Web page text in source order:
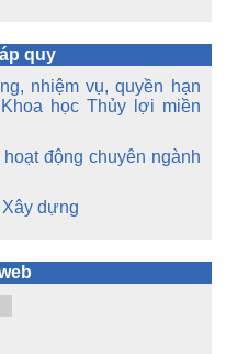
quy
nhiệm vụ, quyền hạn
học Thủy lợi miền
động chuyên ngành
dựng